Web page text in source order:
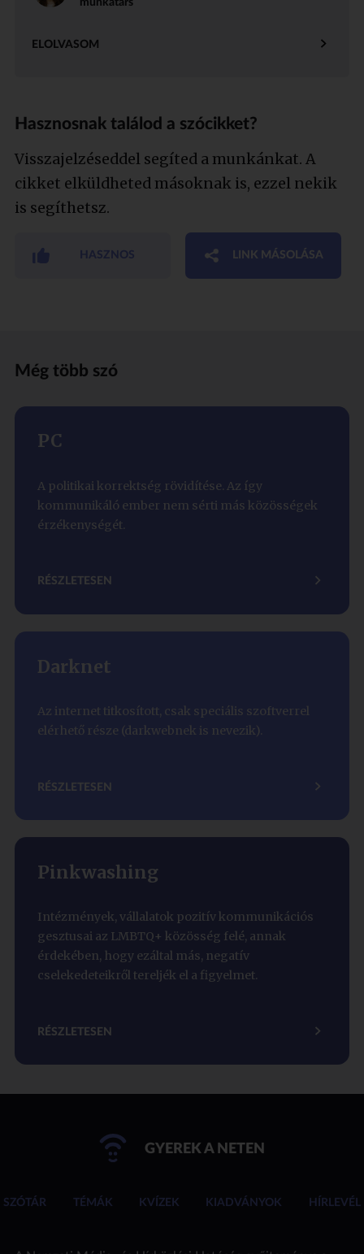
ELOLVASOM
Hasznosnak találod a szócikket?
Visszajelzéseddel segíted a munkánkat. A
cikket elküldheted másoknak is, ezzel nekik
is segíthetsz.
HASZNOS LINK MÁSOLÁSA
Még több szó
PC
A politikai korrektség rövidítése. Az így
kommunikáló ember nem sérti más közösségek
érzékenységét.
RÉSZLETESEN
Darknet
Az internet titkosított, csak speciális szoftverrel
elérhető része (darkwebnek is nevezik).
RÉSZLETESEN
Pinkwashing
Intézmények, vállalatok pozitív kommunikációs
gesztusai az LMBTQ+ közösség felé, annak
érdekében, hogy ezáltal más, negatív
cselekedeteikről tereljék el a figyelmet.
RÉSZLETESEN
GYEREK A NETEN
SZÓTÁR TÉMÁK KVÍZEK KIADVÁNYOK HÍRLEVÉL